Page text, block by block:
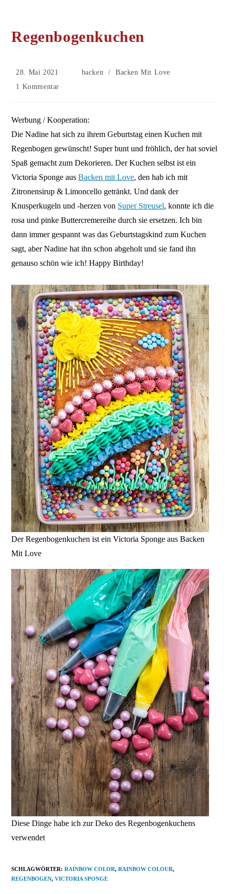
Regenbogenkuchen
Beitrag
28. Mai 2021
Beitrags-
backen /
Backen Mit Love
Beitrags-
1 Kommentar
Werbung / Kooperation:
Die Nadine hat sich zu ihrem Geburtstag einen Kuchen mit
Regenbogen gewünscht! Super bunt und fröhlich, der hat soviel
Spaß gemacht zum Dekorieren. Der Kuchen selbst ist ein
Victoria Sponge ausBacken mit Love, den hab ich mit
Zitronensirup & Limoncello getränkt. Und dank der
Knusperkugeln und -herzen von Super Streusel, konnte ich die
rosa und pinke Buttercremereihe durch sie ersetzen. Ich bin
dann immer gespannt was das Geburtstagskind zum Kuchen
sagt, aber Nadine hat ihn schon abgeholt und sie fand ihn
genauso schön wie ich! Happy Birthday!
Der Regenbogenkuchen ist ein Victoria Sponge aus Backen
Mit Love
Diese Dinge habe ich zur Deko des Regenbogenkuchens
verwendet
SCHLAGWÖRTER:RAINBOW COLOR, RAINBOW COLOUR,
REGENBOGEN, VICTORIA SPONGE